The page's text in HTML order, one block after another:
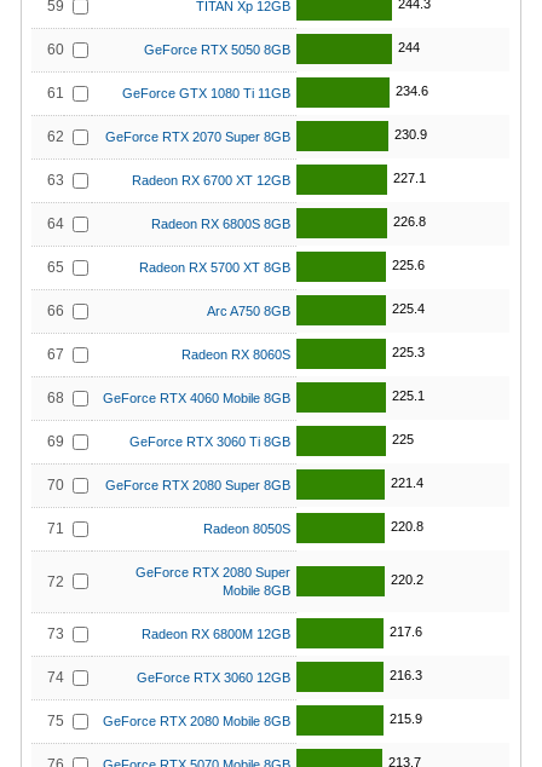
59 TITAN Xp 12GB 244.3
60 GeForce RTX 5050 8GB 244
61 GeForce GTX 1080 Ti 11GB 234.6
62 GeForce RTX 2070 Super 8GB 230.9
63 Radeon RX 6700 XT 12GB 227.1
64 Radeon RX 6800S 8GB 226.8
65 Radeon RX 5700 XT 8GB 225.6
66 Arc A750 8GB 225.4
67 Radeon RX 8060S 225.3
68 GeForce RTX 4060 Mobile 8GB 225.1
69 GeForce RTX 3060 Ti 8GB 225
70 GeForce RTX 2080 Super 8GB 221.4
71 Radeon 8050S 220.8
72
GeForce RTX 2080 Super
Mobile 8GB
220.2
73 Radeon RX 6800M 12GB 217.6
74 GeForce RTX 3060 12GB 216.3
75 GeForce RTX 2080 Mobile 8GB 215.9
213.7